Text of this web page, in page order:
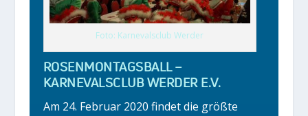
Foto: Karnevalsclub Werder
ROSENMONTAGSBALL –
KARNEVALSCLUB WERDER E.V.
Am 24. Februar 2020 findet die größte